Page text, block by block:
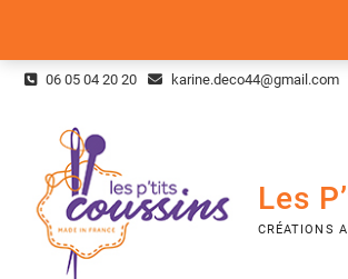
Skip
06 05 04 20 20 karine.deco44@gmail.com
Les
CRÉATIONS